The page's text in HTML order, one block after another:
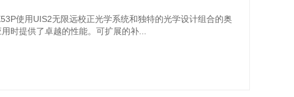
使用UIS2无限远校正光学系统和独特的光学设计组合的奥
时提供了卓越的性能。可扩展的补...